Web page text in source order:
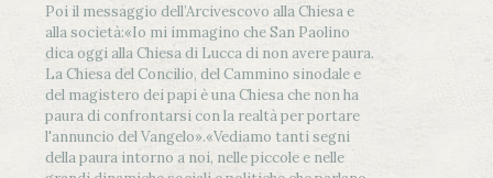
Poi il messaggio dell’Arcivescovo alla Chiesa e
alla società:«Io mi immagino che San Paolino
dica oggi alla Chiesa di Lucca di non avere paura.
La Chiesa del Concilio, del Cammino sinodale e
del magistero dei papi è una Chiesa che non ha
paura di confrontarsi con la realtà per portare
l'annuncio del Vangelo».«Vediamo tanti segni
della paura intorno a noi, nelle piccole e nelle